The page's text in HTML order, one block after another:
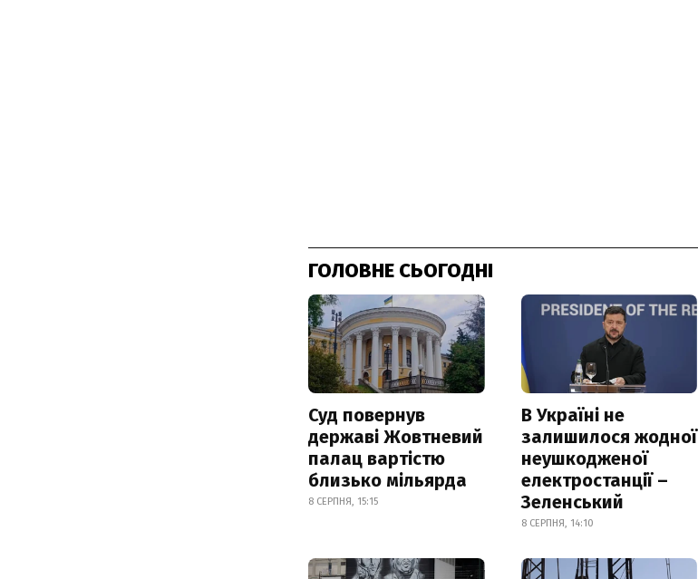
ГОЛОВНЕ СЬОГОДНІ
Суд повернув
державі Жовтневий
палац вартістю
близько мільярда
8 СЕРПНЯ, 15:15
В Україні не
залишилося жодної
неушкодженої
електростанції –
Зеленський
8 СЕРПНЯ, 14:10